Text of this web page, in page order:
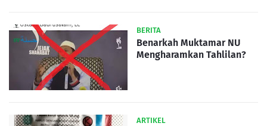
BERITA
Benarkah Muktamar NU
Mengharamkan Tahlilan?
ARTIKEL